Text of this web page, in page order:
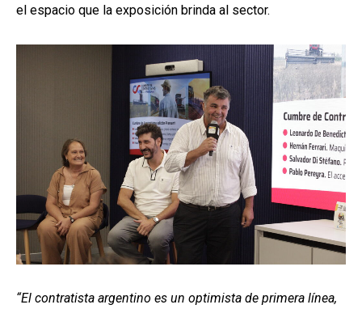
el espacio que la exposición brinda al sector.
“El contratista argentino es un optimista de primera línea,